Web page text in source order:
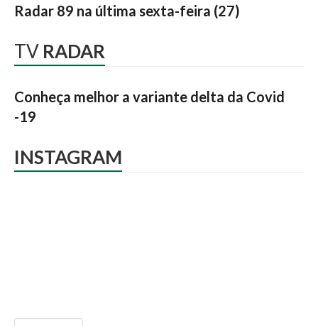
Radar 89 na última sexta-feira (27)
TV RADAR
Conheça melhor a variante delta da Covid
-19
INSTAGRAM